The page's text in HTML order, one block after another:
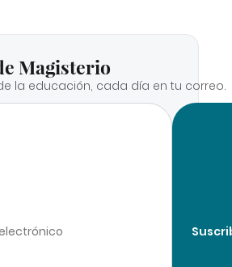
Magisterio
la educación, cada día en tu correo.